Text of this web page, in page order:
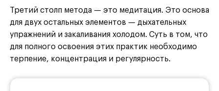
Третий столп метода — это медитация. Это основа
для двух остальных элементов — дыхательных
упражнений и закаливания холодом. Суть в том, что
для полного освоения этих практик необходимо
терпение, концентрация и регулярность.